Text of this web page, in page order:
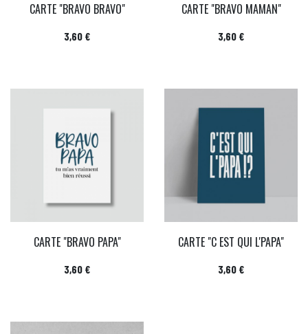
CARTE "BRAVO BRAVO"
Prix
3,60 €
CARTE "BRAVO MAMAN"
Prix
3,60 €
CARTE "BRAVO PAPA"
Prix
3,60 €
CARTE "C EST QUI L'PAPA"
Prix
3,60 €